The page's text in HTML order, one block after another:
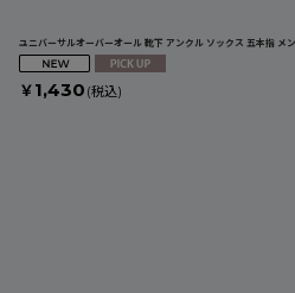
ユニバーサルオーバーオール 靴下 アンクル ソックス 五本指
￥ 1,430 (税込)